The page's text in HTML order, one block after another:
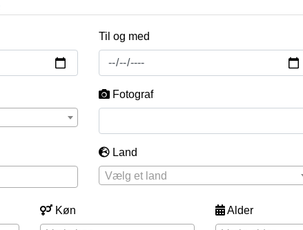
Til og med
Fotograf
Land
Vælg et land
Køn
Alder